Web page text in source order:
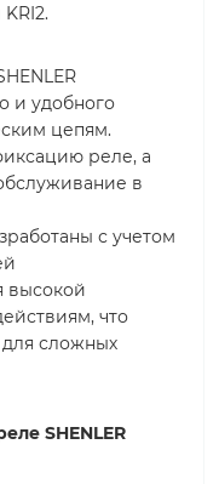
и удобного
цепям.
реле, а
в
с учетом
высокой
что
сложных
SHENLER